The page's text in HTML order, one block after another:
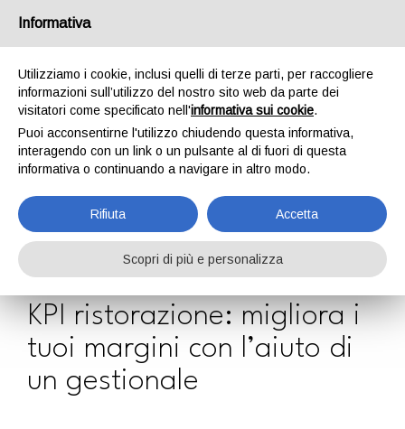
Blog
Home Blog KPI ristorazione: migliora i tuoi margini con l’aiuto di un gestionale
KPI ristorazione: migliora i
tuoi margini con l’aiuto di
un gestionale
Informativa
Utilizziamo i cookie, inclusi quelli di terze parti, per raccogliere
informazioni sull’utilizzo del nostro sito web da parte dei
visitatori come specificato nell'informativa sui cookie.
Puoi acconsentirne l'utilizzo chiudendo questa informativa,
interagendo con un link o un pulsante al di fuori di questa
informativa o continuando a navigare in altro modo.
Rifiuta Accetta
Scopri di più e personalizza